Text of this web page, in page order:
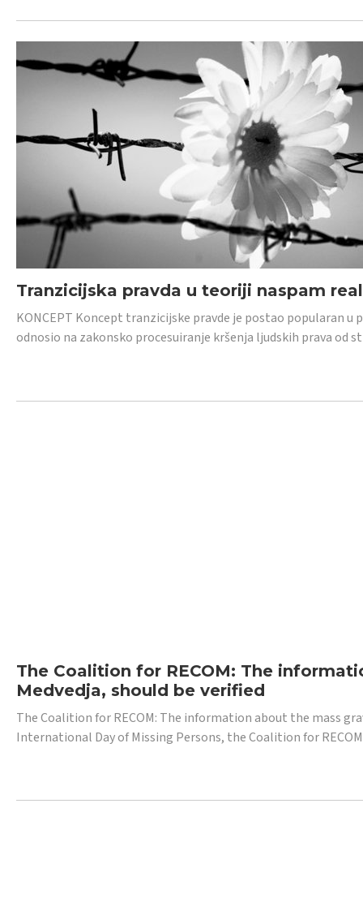
Tranzicijska pravda u teoriji naspam
KONCEPT Koncept tranzicijske pravde je postao popularan
odnosio na zakonsko procesuiranje kršenja ljudskih prava
The Coalition for RECOM: The
Medvedja, should be verified
The Coalition for RECOM: The information about the mass
International Day of Missing Persons, the Coalition for